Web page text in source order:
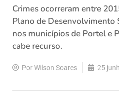
Crimes ocorreram entre
Plano de Desenvolvimento
nos municípios de Portel e
cabe recurso.
PorWilson Soares 25